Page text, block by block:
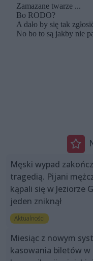
Męski wypad
tragedią. Pijani
kąpali się w Jeziorze
jeden zniknął
Aktualności
Miesiąc z nowym
kasowania biletów w